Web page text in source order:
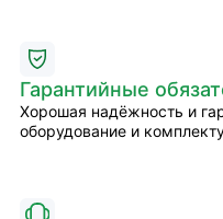
Гарантийные
Хорошая надёжность и
оборудование и